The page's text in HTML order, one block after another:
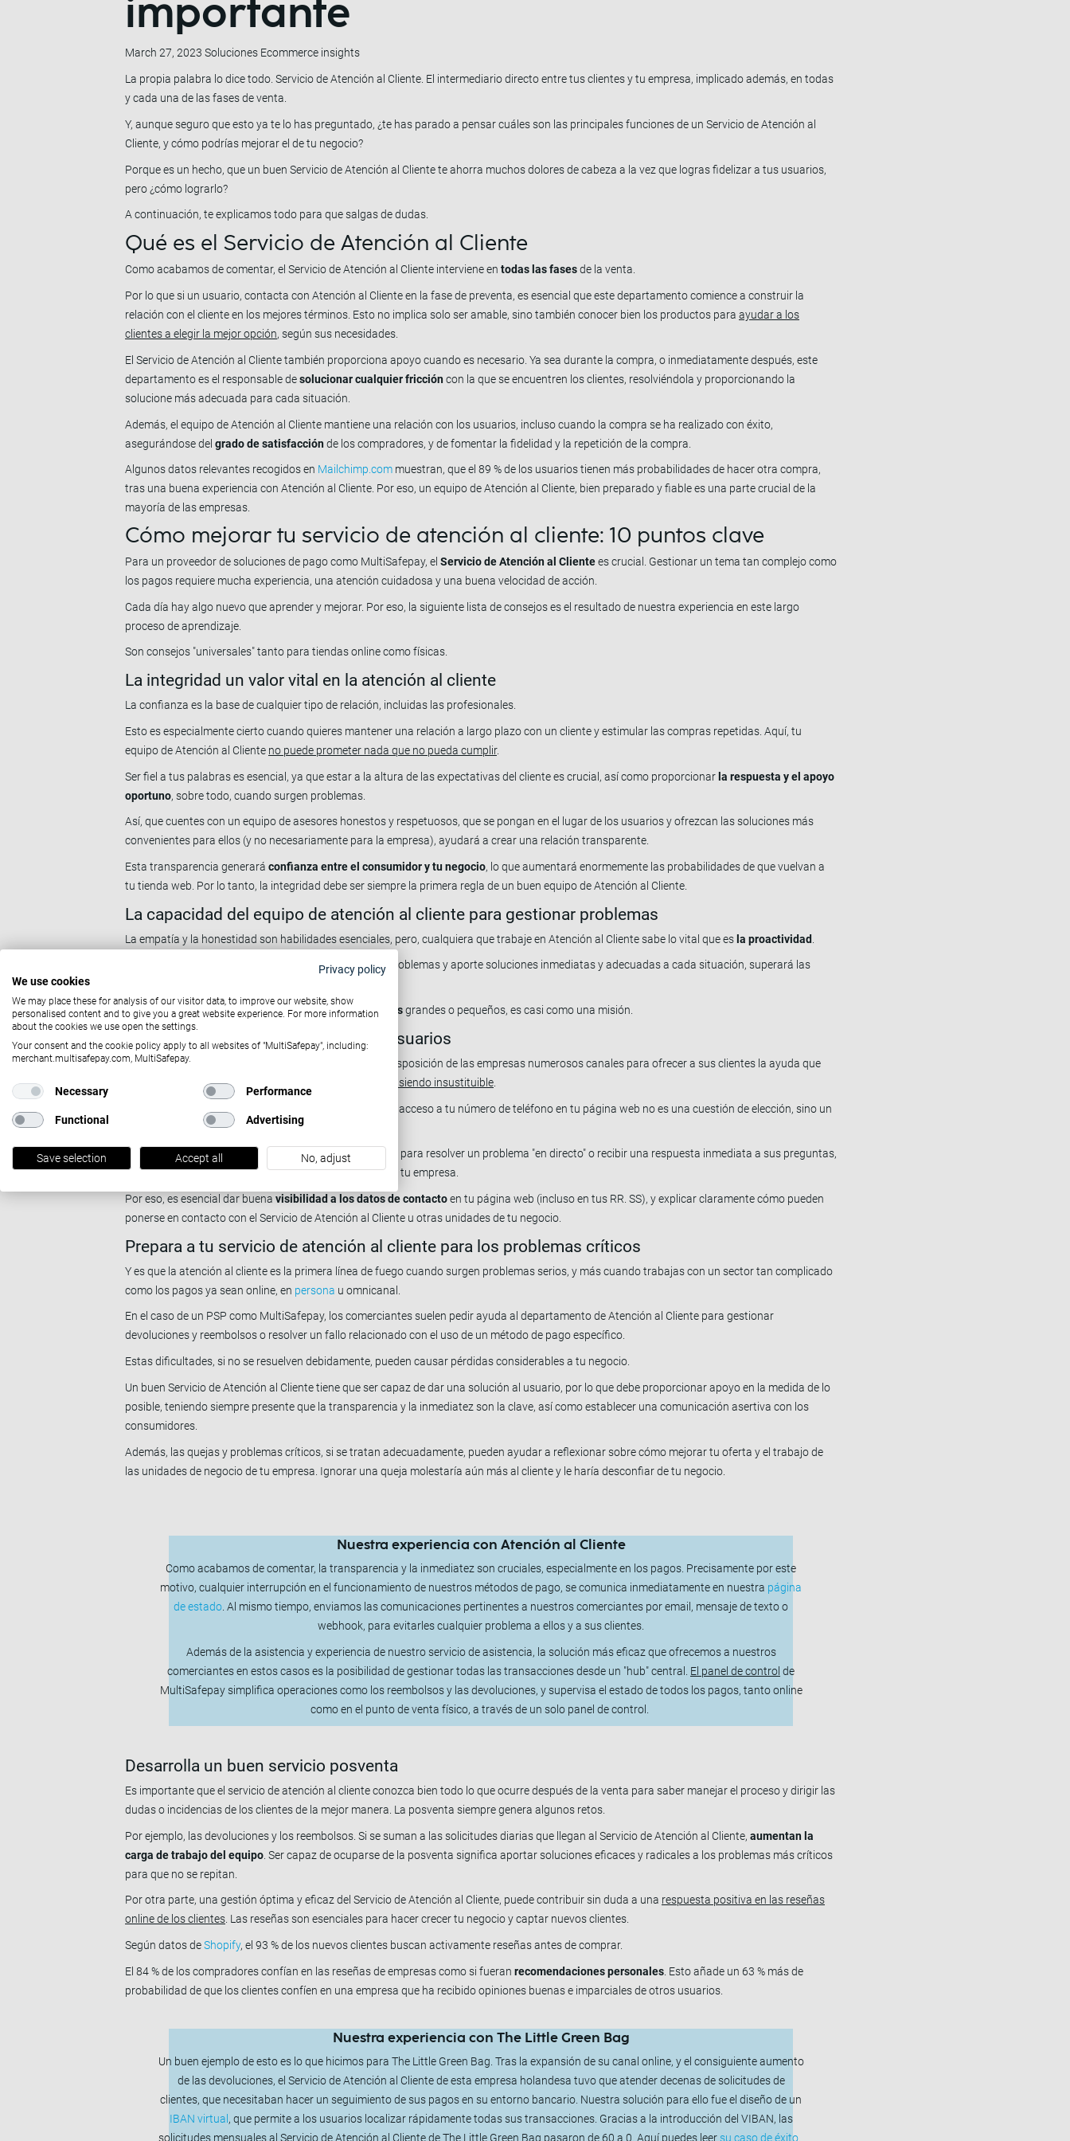
importante
March 27, 2023 Soluciones Ecommerce insights
La propia palabra lo dice todo. Servicio de Atención al Cliente. El intermediario directo entre tus clientes y tu empresa, implicado además, en todas
y cada una de las fases de venta.
Y, aunque seguro que esto ya te lo has preguntado, ¿te has parado a pensar cuáles son las principales funciones de un Servicio de Atención al
Cliente, y cómo podrías mejorar el de tu negocio?
Porque es un hecho, que un buen Servicio de Atención al Cliente te ahorra muchos dolores de cabeza a la vez que logras fidelizar a tus usuarios,
pero ¿cómo lograrlo?
A continuación, te explicamos todo para que salgas de dudas.
Qué es el Servicio de Atención al Cliente
Como acabamos de comentar, el Servicio de Atención al Cliente interviene en todas las fasesde la venta.
Por lo que si un usuario, contacta con Atención al Cliente en la fase de preventa, es esencial que este departamento comience a construir la
relación con el cliente en los mejores términos. Esto no implica solo ser amable, sino también conocer bien los productos para ayudar a los
clientes a elegir la mejor opción, según sus necesidades.
El Servicio de Atención al Cliente también proporciona apoyo cuando es necesario. Ya sea durante la compra, o inmediatamente después, este
departamento es el responsable desolucionar cualquier fricción con la que se encuentren los clientes, resolviéndola y proporcionando la
solucione más adecuada para cada situación.
Además, el equipo de Atención al Cliente mantiene una relación con los usuarios, incluso cuando la compra se ha realizado con éxito,
asegurándose del grado de satisfacción de los compradores, y de fomentar la fidelidad y la repetición de la compra.
Algunos datos relevantes recogidos en Mailchimp.com muestran, que el 89 % de los usuarios tienen más probabilidades de hacer otra compra,
tras una buena experiencia con Atención al Cliente. Por eso, un equipo de Atención al Cliente, bien preparado y fiable es una parte crucial de la
mayoría de las empresas.
Cómo mejorar tu servicio de atención al cliente: 10 puntos clave
Para un proveedor de soluciones de pago como MultiSafepay, el Servicio de Atención al Clientees crucial. Gestionar un tema tan complejo como
los pagos requiere mucha experiencia, una atención cuidadosa y una buena velocidad de acción.
Cada día hay algo nuevo que aprender y mejorar. Por eso, la siguiente lista de consejos es el resultado de nuestra experiencia en este largo
proceso de aprendizaje.
Son consejos "universales" tanto para tiendas online como físicas.
La integridad un valor vital en la atención al cliente
La confianza es la base de cualquier tipo de relación, incluidas las profesionales.
Esto es especialmente cierto cuando quieres mantener una relación a largo plazo con un cliente y estimular las compras repetidas. Aquí, tu
equipo de Atención al Cliente no puede prometer nada que no pueda cumplir.
Ser fiel a tus palabras es esencial, ya que estar a la altura de las expectativas del cliente es crucial, así como proporcionarla respuesta y el apoyo
oportuno, sobre todo, cuando surgen problemas.
Así, que cuentes con un equipo de asesores honestos y respetuosos, que se pongan en el lugar de los usuarios y ofrezcan las soluciones más
convenientes para ellos (y no necesariamente para la empresa), ayudará a crear una relación transparente.
Esta transparencia generará confianza entre el consumidor y tu negocio, lo que aumentará enormemente las probabilidades de que vuelvan a
tu tienda web. Por lo tanto, la integridad debe ser siempre la primera regla de un buen equipo de Atención al Cliente.
La capacidad del equipo de atención al cliente para gestionar problemas
La empatía y la honestidad son habilidades esenciales, pero, cualquiera que trabaje en Atención al Cliente sabe lo vital que es la proactividad
Un Servicio de Atención al Cliente que maneje bien los problemas y aporte soluciones inmediatas y adecuadas a cada situación, superará las
Simplificar la vida de los clientes, resolviendo problemasgrandes o pequeños, es casi como una misión.
Disponibilidad del servicio para tus usuarios
Hoy en día, Internet y las nuevas tecnologías ponen a disposición de las empresas numerosos canales para ofrecer a sus clientes la ayuda que
necesitan las 24 horas del día, aunque
el teléfono, sigue siendo insustituible
En algunos países, como por ej. Países Bajos, facilitar el acceso a tu número de teléfono en tu página web no es una cuestión de elección, sino un
para las tiendas online.
Permitir a tus clientes hablar por teléfono con su asesor para resolver un problema "en directo" o recibir una respuesta inmediata a sus preguntas,
contribuirá a su tranquilidad y a mejorar su relación con tu empresa.
Por eso, es esencial dar buena visibilidad a los datos de contactoen tu página web (incluso en tus RR. SS), y explicar claramente cómo pueden
ponerse en contacto con el Servicio de Atención al Cliente u otras unidades de tu negocio.
Prepara a tu servicio de atención al cliente para los problemas críticos
Y es que la atención al cliente es la primera línea de fuego cuando surgen problemas serios, y más cuando trabajas con un sector tan complicado
como los pagos ya sean online, en persona u omnicanal.
En el caso de un PSP como MultiSafepay, los comerciantes suelen pedir ayuda al departamento de Atención al Cliente para gestionar
devoluciones y reembolsos o resolver un fallo relacionado con el uso de un método de pago específico.
Estas dificultades, si no se resuelven debidamente, pueden causar pérdidas considerables a tu negocio.
Un buen Servicio de Atención al Cliente tiene que ser capaz de dar una solución al usuario, por lo que debe proporcionar apoyo en la medida de lo
posible, teniendo siempre presente que la transparencia y la inmediatez son la clave, así como establecer una comunicación asertiva con los
consumidores.
Además, las quejas y problemas críticos, si se tratan adecuadamente, pueden ayudar a reflexionar sobre cómo mejorar tu oferta y el trabajo de
las unidades de negocio de tu empresa. Ignorar una queja molestaría aún más al cliente y le haría desconfiar de tu negocio.
Nuestra experiencia con Atención al Cliente
Como acabamos de comentar, la transparencia y la inmediatez son cruciales, especialmente en los pagos. Precisamente por este
motivo, cualquier interrupción en el funcionamiento de nuestros métodos de pago, se comunica inmediatamente en nuestra página
de estado . Al mismo tiempo, enviamos las comunicaciones pertinentes a nuestros comerciantes por email, mensaje de texto o
webhook, para evitarles cualquier problema a ellos y a sus clientes.
Además de la asistencia y experiencia de nuestro servicio de asistencia, la solución más eficaz que ofrecemos a nuestros
comerciantes en estos casos es la posibilidad de gestionar todas las transacciones desde un "hub" central. El panel de control de
MultiSafepay simplifica operaciones como los reembolsos y las devoluciones, y supervisa el estado de todos los pagos, tanto online
como en el punto de venta físico, a través de un solo panel de control.
Desarrolla un buen servicio posventa
Es importante que el servicio de atención al cliente conozca bien todo lo que ocurre después de la venta para saber manejar el proceso y dirigir las
dudas o incidencias de los clientes de la mejor manera. La posventa siempre genera algunos retos.
Por ejemplo, las devoluciones y los reembolsos. Si se suman a las solicitudes diarias que llegan al Servicio de Atención al Cliente, aumentan la
carga de trabajo del equipo . Ser capaz de ocuparse de la posventa significa aportar soluciones eficaces y radicales a los problemas más críticos
para que no se repitan.
Por otra parte, una gestión óptima y eficaz del Servicio de Atención al Cliente, puede contribuir sin duda a una respuesta positiva en las reseñas
online de los clientes. Las reseñas son esenciales para hacer crecer tu negocio y captar nuevos clientes.
Según datos deShopify, el 93 % de los nuevos clientes buscan activamente reseñas antes de comprar.
El 84 % de los compradores confían en las reseñas de empresas como si fueran recomendaciones personales . Esto añade un 63 % más de
probabilidad de que los clientes confíen en una empresa que ha recibido opiniones buenas e imparciales de otros usuarios.
Nuestra experiencia con The Little Green Bag
Un buen ejemplo de esto es lo que hicimos para The Little Green Bag. Tras la expansión de su canal online, y el consiguiente aumento
de las devoluciones, el Servicio de Atención al Cliente de esta empresa holandesa tuvo que atender decenas de solicitudes de
clientes, que necesitaban hacer un seguimiento de sus pagos en su entorno bancario. Nuestra solución para ello fue el diseño de un
IBAN virtual , que permite a los usuarios localizar rápidamente todas sus transacciones. Gracias a la introducción del VIBAN, las
solicitudes mensuales al Servicio de Atención al Cliente de The Little Green Bag pasaron de 60 a 0. Aquí puedes leer su caso de éxito
Privacy policy
We use cookies
We may place these for analysis of our visitor data, to improve our website, show
personalised content and to give you a great website experience. For more information
about the cookies we use open the settings.
Your consent and the cookie policy apply to all websites of "MultiSafepay", including:
merchant.multisafepay.com, MultiSafepay.
Necessary Performance
Functional Advertising
Save selection Accept all No, adjust